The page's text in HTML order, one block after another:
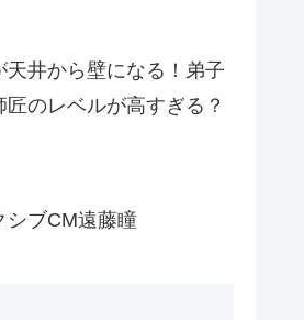
天井から壁になる！弟子
のレベルが高すぎる？
シブCM遠藤瞳